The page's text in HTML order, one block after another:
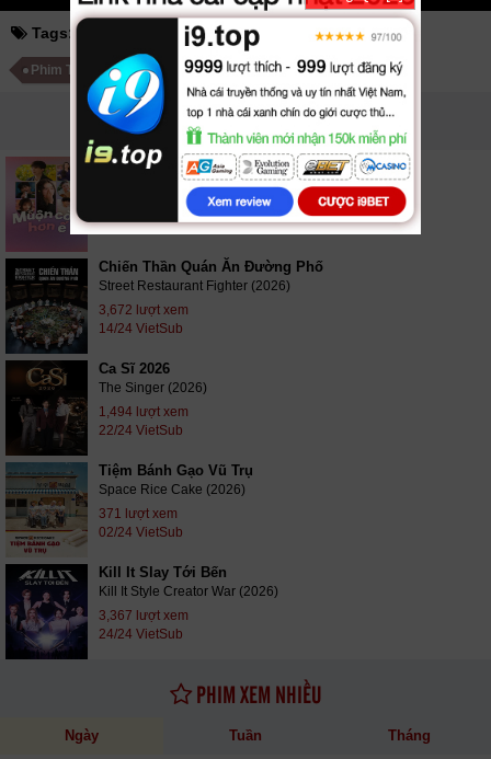
Tags: mùa hè rực lửa mùa hè bất tận
Phim Trung Quốc Phim Bộ Trung Quốc
PHIM LIÊN QUAN
Muộn Còn Hơn Ế (Phần 2)
Better Late Than Single (Season 2) (2026)
1,106 lượt xem
10/10 VietSub
Chiến Thần Quán Ăn Đường Phố
Street Restaurant Fighter (2026)
3,672 lượt xem
14/24 VietSub
Ca Sĩ 2026
The Singer (2026)
1,494 lượt xem
22/24 VietSub
Tiệm Bánh Gạo Vũ Trụ
Space Rice Cake (2026)
371 lượt xem
02/24 VietSub
Kill It Slay Tới Bến
Kill It Style Creator War (2026)
3,367 lượt xem
24/24 VietSub
PHIM XEM NHIỀU
Ngày Tuần Tháng